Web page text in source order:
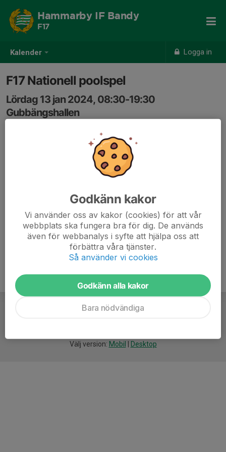
Kalender Logga in
Hammarby IF Bandy
F17
F17 Nationell poolspel
Lördag 13 jan 2024, 08:30-19:30
Gubbängshallen
kl 10:20 HIF - Uppsala BoIS
kl 14:00 HIF - Selånger/Kalix
kl 18:20 Uppsala BoIS - Selånger/Kalix
Välj version: Mobil Desktop
Godkänn kakor
Vi använder oss av kakor (cookies) för att vår
webbplats ska fungera bra för dig. De används
även för webbanalys i syfte att hjälpa oss att
förbättra våra tjänster.
Så använder vi cookies
Godkänn alla kakor
Bara nödvändiga